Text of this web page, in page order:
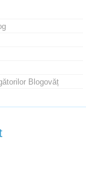
Blogovăț